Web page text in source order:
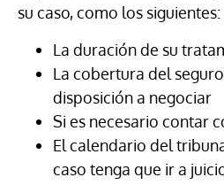
su caso, como los siguientes:
La duración de su
La cobertura del
disposición a negociar
Si es necesario contar
El calendario del
caso tenga que ir a